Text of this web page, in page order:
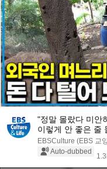
"정말 몰랐다 미안
이렇게 안 좋은 줄
방문하더니...｜다
EBSCulture (EBS 교
Auto-dubbed